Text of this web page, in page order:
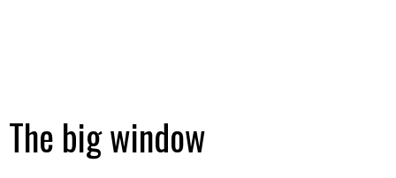
The big window